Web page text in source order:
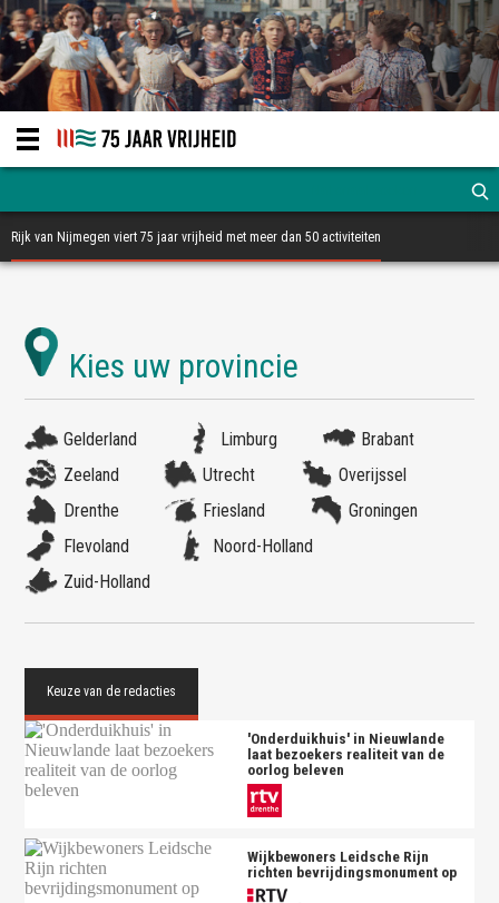
Rijk van Nijmegen viert 75 jaar vrijheid met meer dan 50 activiteiten
Gelderland Limburg
Brabant
Zeeland
Utrecht
Overijssel
Drenthe
Friesland
Groningen
Flevoland
Noord-Holland
Zuid-Holland
'Onderduikhuis' in Nieuwlande
laat bezoekers realiteit van de
oorlog beleven
Wijkbewoners Leidsche Rijn
richten bevrijdingsmonument op